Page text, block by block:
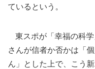
ているという。
東スポが「幸福の科
さんが信者か否かは「
ん」とした上で、こう